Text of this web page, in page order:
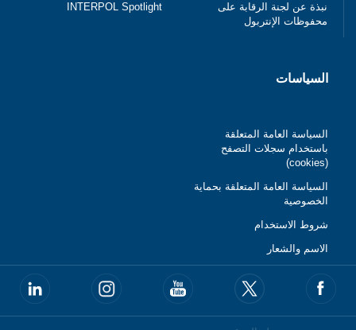
نبذة عن لجنة الرقابة على
محفوظات الإنتربول
INTERPOL Spotlight
السياسات
السياسة العامة المتعلقة
باستخدام سجلات التصفح
(cookies)
السياسة العامة المتعلقة بحماية
الخصوصية
شروط الاستخدام
الاسم والشعار